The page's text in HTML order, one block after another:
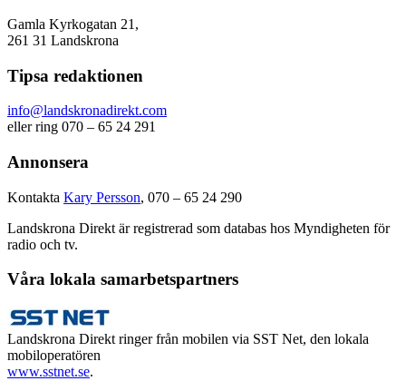
Gamla Kyrkogatan 21,
261 31 Landskrona
Tipsa redaktionen
info@landskronadirekt.com
eller ring 070 – 65 24 291
Annonsera
Kontakta Kary Persson, 070 – 65 24 290
Landskrona Direkt är registrerad som databas hos Myndigheten för
radio och tv.
Våra lokala samarbetspartners
Landskrona Direkt ringer från mobilen via SST Net, den lokala
mobiloperatören
www.sstnet.se.